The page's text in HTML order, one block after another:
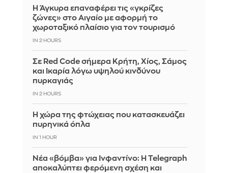
Η Άγκυρα επαναφέρει τις «γκρίζες
ζώνες» στο Αιγαίο με αφορμή το
χωροταξικό πλαίσιο για τον τουρισμό
IN 2 HOURS
Σε Red Code σήμερα Κρήτη, Χίος, Σάμος
και Ικαρία λόγω υψηλού κινδύνου
πυρκαγιάς
IN 2 HOURS
Η χώρα της φτώχειας που κατασκευάζει
πυρηνικά όπλα
IN 1 HOUR
Νέα «βόμβα» για Ινφαντίνο: Η Telegraph
αποκαλύπτει φερόμενη σχέση και